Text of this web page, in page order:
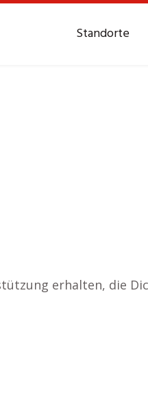
Standorte
erhalten, die